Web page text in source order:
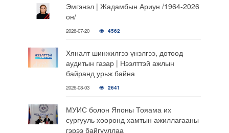
Эмгэнэл | Жадамбын Ариун /1964-2026
он/
2026-07-20 4562
Хяналт шинжилгээ үнэлгээ, дотоод
аудитын газар | Нээлттэй ажлын
байранд урьж байна
2026-08-03 2641
МУИС болон Японы Тояама их
сургууль хооронд хамтын ажиллагааны
гэрээ байгууллаа